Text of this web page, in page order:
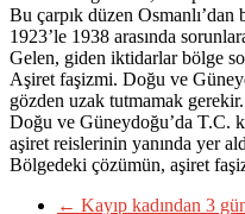
Bu çarpık düzen
1923’le 1938 arasında
Gelen, giden iktidarlar bölge
Aşiret faşizmi. Doğu ve
gözden uzak tutmamak gerekir.
Doğu ve Güneydoğu’da T.C.
aşiret reislerinin yanında yer
Bölgedeki çözümün, aşiret
← Kayıp kadından 3